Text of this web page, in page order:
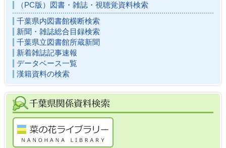
（PC版）図書・雑誌・視聴覚資料検索
千葉県内図書館横断検索
新聞・雑誌総合目録検索
千葉県立図書館所蔵新聞
新着雑誌記事速報
データベース一覧
漢籍資料の検索